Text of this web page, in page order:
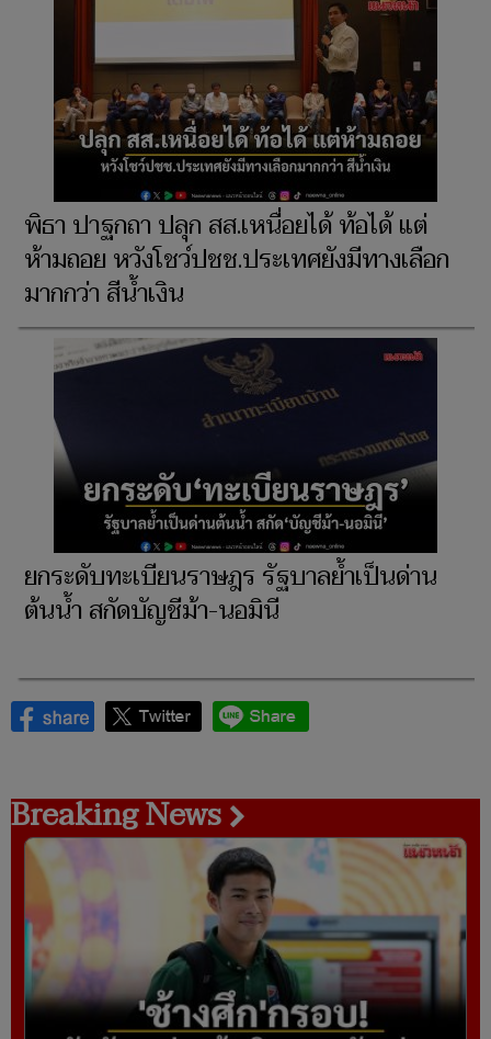
พิธา ปาฐกถา ปลุก สส.เหนื่อยได้ ท้อได้ แต่
ห้ามถอย หวังโชว์ปชช.ประเทศยังมีทางเลือก
มากกว่า สีน้ำเงิน
ยกระดับทะเบียนราษฎร รัฐบาลย้ำเป็นด่าน
ต้นน้ำ สกัดบัญชีม้า-นอมินี
Breaking News